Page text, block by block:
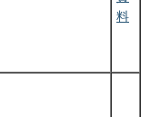
料